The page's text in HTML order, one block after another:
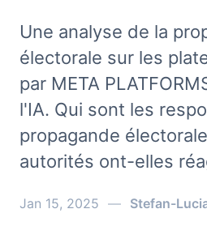
Une analyse de la
électorale sur les
par META
l'IA. Qui sont les
propagande
autorités ont-elles
Jan 15, 2025 — Stefan-